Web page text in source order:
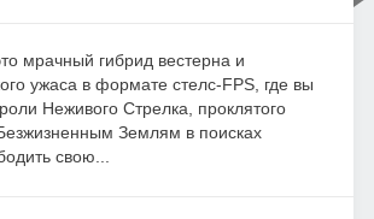
мрачный гибрид вестерна и
ужаса в формате стелс-FPS, где вы
Неживого Стрелка, проклятого
Землям в поисках
свою...